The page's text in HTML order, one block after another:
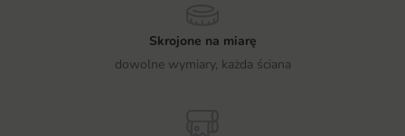
Skrojone na miarę
dowolne wymiary, każda ściana